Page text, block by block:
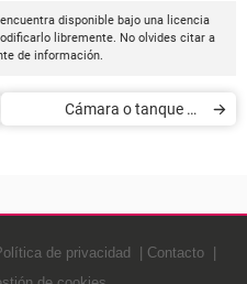
disponible bajo una licencia
libremente. No olvides citar a
de información.
Cámara o tanque de
de privacidad
Contacto